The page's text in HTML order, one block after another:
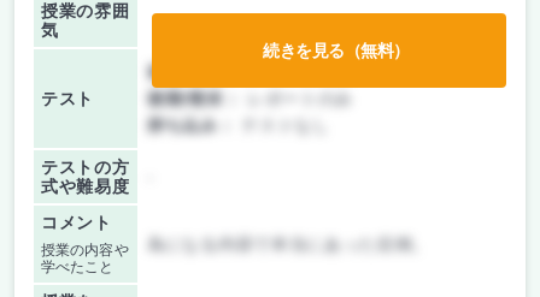
授業の雰囲
気
テスト
前期/中間：
後期/期末：
持ち込み：
テストの方
式や難易度
コメント
授業の内容や
学べたこと
為になる内容で本当にあった症例。
続きを見る（無料）